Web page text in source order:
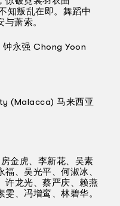
知叛乱在即。舞蹈中
萧索。
永强 Chong Yoon
(Malacca) 马来西亚
金虎、李新花、吴素
、吴光平、何淑冰、
许龙光、蔡严庆、赖燕
、冯增鸾、林碧华。